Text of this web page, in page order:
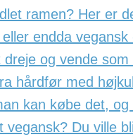
ramen? Her er
endda
og vende som
hårdfør med
kan købe det,
Du ville